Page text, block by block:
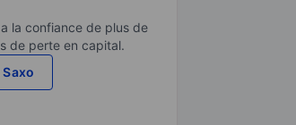
la confiance de plus de
de perte en capital.